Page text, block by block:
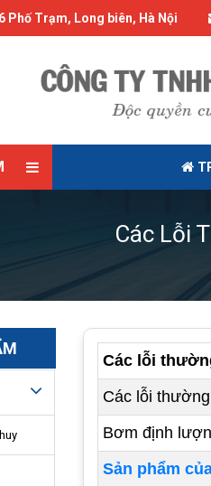
Phố Trạm, Long biên, Hà Nội
Các Lỗi
Các lỗi
Các lỗi
Bơm định
Sản phẩm